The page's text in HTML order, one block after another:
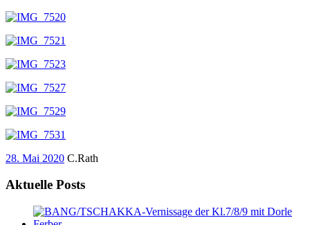
28. Mai 2020 C.Rath
Aktuelle Posts